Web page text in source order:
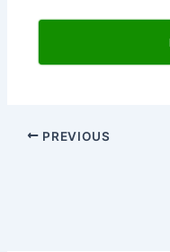
PREVIOUS